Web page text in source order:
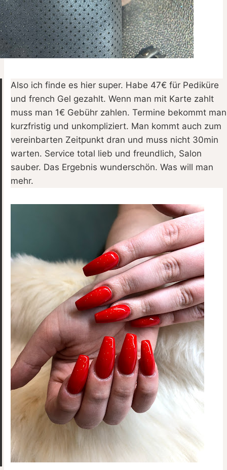
Also ich finde es hier super. Habe 47€ für Pediküre
und french Gel gezahlt. Wenn man mit Karte zahlt
muss man 1€ Gebühr zahlen. Termine bekommt man
kurzfristig und unkompliziert. Man kommt auch zum
vereinbarten Zeitpunkt dran und muss nicht 30min
warten. Service total lieb und freundlich, Salon
sauber. Das Ergebnis wunderschön. Was will man
mehr.